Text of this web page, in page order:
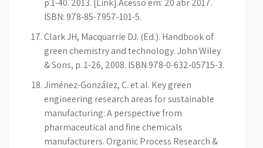
p.1-40. 2013. [Link].Acesso em: 20 abr 2017.
ISBN: 978-85-7957-101-5.
Clark JH, Macquarrie DJ. (Ed.). Handbook of
green chemistry and technology. John Wiley
& Sons, p. 1-26, 2008. ISBN 978-0-632-05715-3.
Jiménez-González, C. et al. Key green
engineering research areas for sustainable
manufacturing: A perspective from
pharmaceutical and fine chemicals
manufacturers. Organic Process Research &